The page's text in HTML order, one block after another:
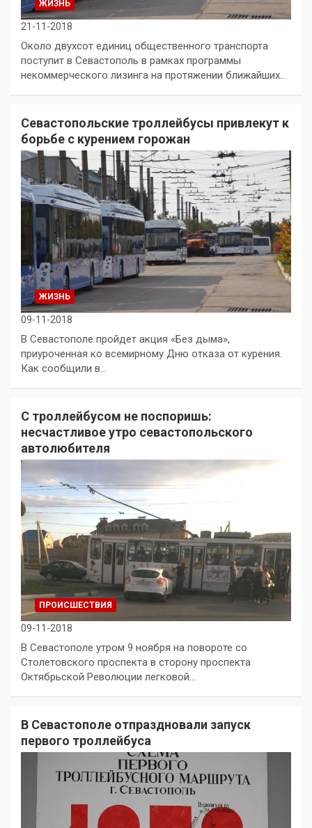
ЖИЗНЬ
21-11-2018
Около двухсот единиц общественного транспорта
поступит в Севастополь в рамках программы
некоммерческого лизинга на протяжении ближайших…
Севастопольские троллейбусы привлекут к
борьбе с курением горожан
ЖИЗНЬ
09-11-2018
В Севастополе пройдет акция «Без дыма»,
приуроченная ко всемирному Дню отказа от курения.
Как сообщили в…
С троллейбусом не поспоришь:
несчастливое утро севастопольского
автолюбителя
ПРОИСШЕСТВИЯ
09-11-2018
В Севастополе утром 9 ноября на повороте со
Столетовского проспекта в сторону проспекта
Октябрьской Революции легковой…
В Севастополе отпраздновали запуск
первого троллейбуса